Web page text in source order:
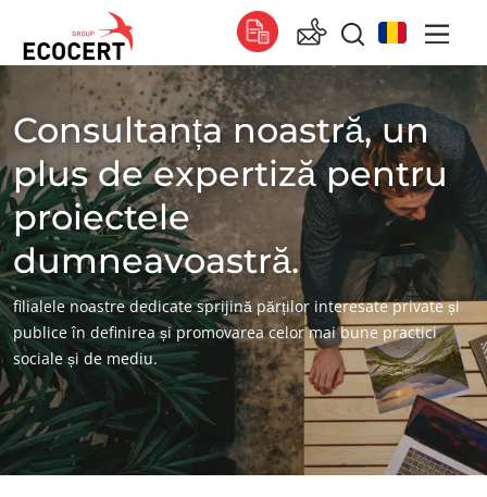
SERVICIILE NOASTRE
Certificare
Formare
Consultanță
Global
Global (engleză)
Global (franceză)
Global (spaniolă)
Africa
Africa de Sud (engleză)
Tunisia (franceză)
Asia
China (chineză)
Consultanța noastră, un
plus de expertiză pentru
proiectele
dumneavoastră.
filialele noastre dedicate sprijină părților interesate private și
publice în definirea și promovarea celor mai bune practici
sociale și de mediu.